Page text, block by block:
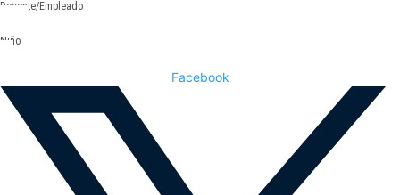
Docente/Empleado
Niño
Facebook